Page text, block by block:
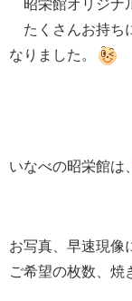
昭栄館オリジナ
たくさんお持ち
なりました。
いなべの昭栄館は、
お写真、早速現像
ご希望の枚数、焼